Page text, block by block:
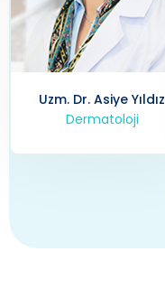
Uzm. Dr. Asiye Yıldız
Dermatoloji